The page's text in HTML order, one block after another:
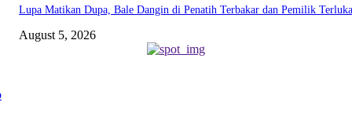
Lupa Matikan Dupa, Bale Dangin di Penatih Terbakar dan Pemilik Terluka
August 5, 2026